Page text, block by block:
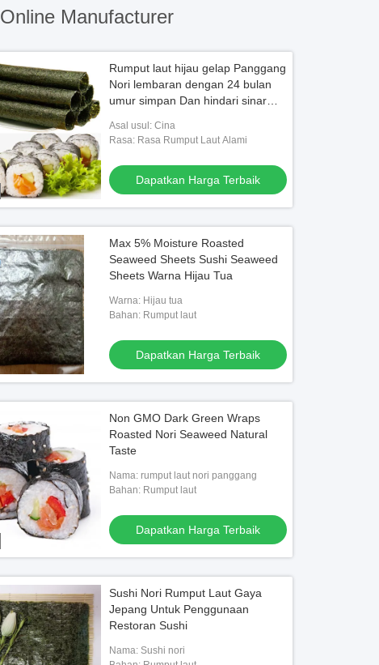
Online Manufacturer
Rumput laut hijau gelap Panggang
Nori lembaran dengan 24 bulan
umur simpan Dan hindari sinar
Asal usul: Cina
Rasa: Rasa Rumput Laut Alami
Dapatkan Harga Terbaik
Max 5% Moisture Roasted
Seaweed Sheets Sushi Seaweed
Sheets Warna Hijau Tua
Warna: Hijau tua
Bahan: Rumput laut
Dapatkan Harga Terbaik
Non GMO Dark Green Wraps
Roasted Nori Seaweed Natural
Taste
Nama: rumput laut nori panggang
Bahan: Rumput laut
Dapatkan Harga Terbaik
Sushi Nori Rumput Laut Gaya
Jepang Untuk Penggunaan
Restoran Sushi
Nama: Sushi nori